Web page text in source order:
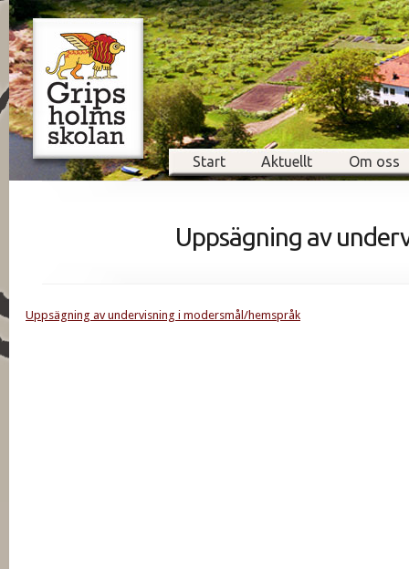
Start Aktuellt Om oss
Uppsägning av
Uppsägning av undervisning i modersmål/hemspråk